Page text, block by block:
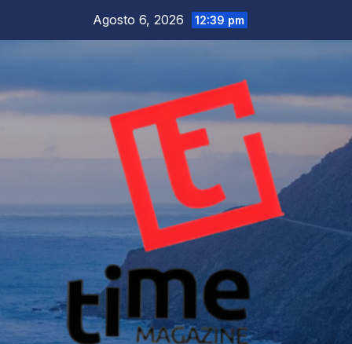
Agosto 6, 2026 12:39 pm